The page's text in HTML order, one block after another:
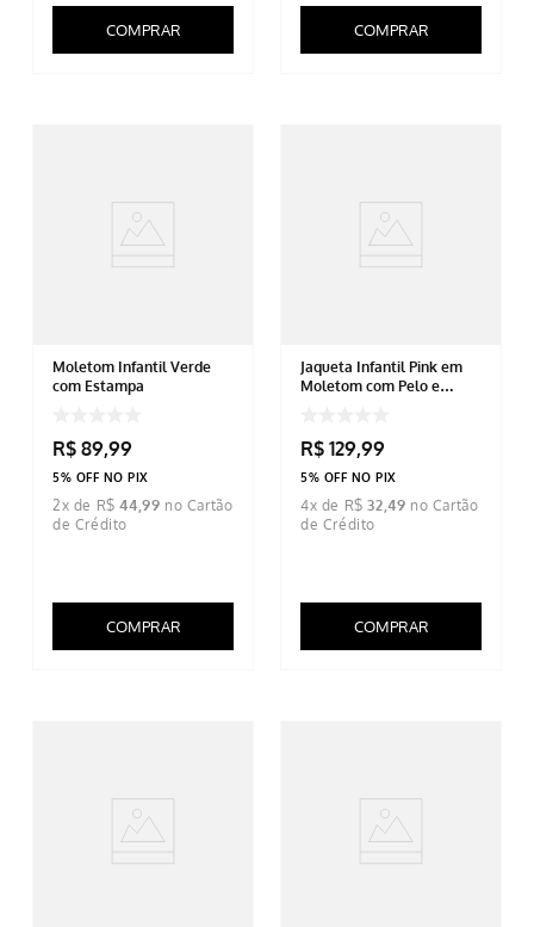
COMPRAR COMPRAR
Moletom Infantil Verde
com Estampa
R$ 89,99
5% OFF NO PIX
2x de R$ 44,99
COMPRAR
Jaqueta Infantil Pink em
Moletom com Pelo e
R$ 129,99
5% OFF NO PIX
4x de R$ 32,49
COMPRAR